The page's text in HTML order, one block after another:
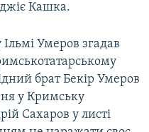
Кашка.
Умеров згадав
брат Бекір Умеров
у Кримську
Сахаров у листі